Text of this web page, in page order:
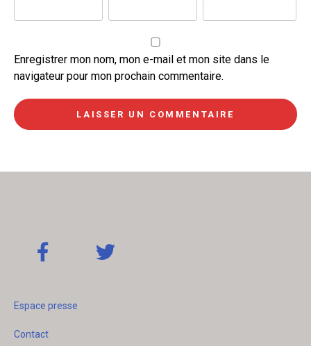
Enregistrer mon nom, mon e-mail et mon site dans le
navigateur pour mon prochain commentaire.
Espace presse
Contact